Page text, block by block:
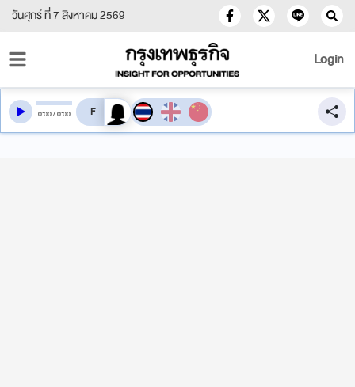
วันศุกร์ ที่ 7 สิงหาคม 2569
Login
0:00/0:00 สลับเสียงอ่าน